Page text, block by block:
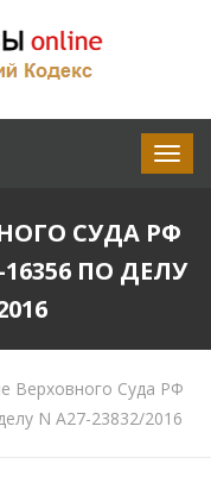
СУДА РФ
16356 ПО ДЕЛУ
Верховного Суда РФ
N А27-23832/2016